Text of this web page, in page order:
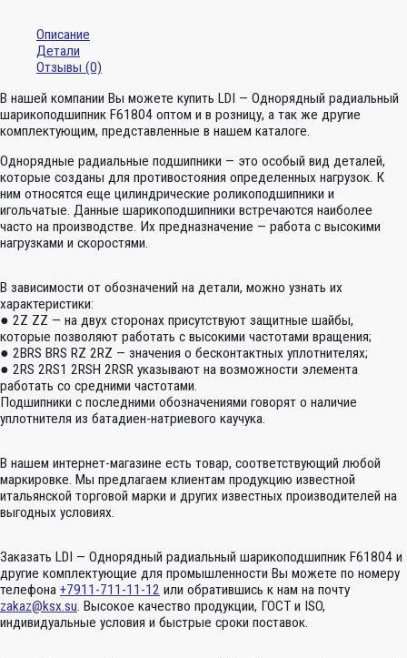
Описание
Детали
Отзывы (0)
В нашей компании Вы можете купить LDI — Однорядный радиальный
шарикоподшипник F61804 оптом и в розницу, а так же другие
комплектующим, представленные в нашем каталоге.
Однорядные радиальные подшипники — это особый вид деталей,
которые созданы для противостояния определенных нагрузок. К
ним относятся еще цилиндрические роликоподшипники и
игольчатые. Данные шарикоподшипники встречаются наиболее
часто на производстве. Их предназначение — работа с высокими
нагрузками и скоростями.
В зависимости от обозначений на детали, можно узнать их
характеристики:
● 2Z ZZ — на двух сторонах присутствуют защитные шайбы,
которые позволяют работать с высокими частотами вращения;
● 2BRS BRS RZ 2RZ — значения о бесконтактных уплотнителях;
● 2RS 2RS1 2RSH 2RSR указывают на возможности элемента
работать со средними частотами.
Подшипники с последними обозначениями говорят о наличие
уплотнителя из батадиен-натриевого каучука.
В нашем интернет-магазине есть товар, соответствующий любой
маркировке. Мы предлагаем клиентам продукцию известной
итальянской торговой марки и других известных производителей на
выгодных условиях.
Заказать LDI — Однорядный радиальный шарикоподшипник F61804 и
другие комплектующие для промышленности Вы можете по номеру
телефона +7911-711-11-12 или обратившись к нам на почту
zakaz@ksx.su. Высокое качество продукции, ГОСТ и ISO,
индивидуальные условия и быстрые сроки поставок.